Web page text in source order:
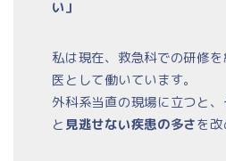
い」
私は現在、救急科での研修
医として働いています。
外科系当直の現場に立つと、
と 見逃せない疾患の多さを改